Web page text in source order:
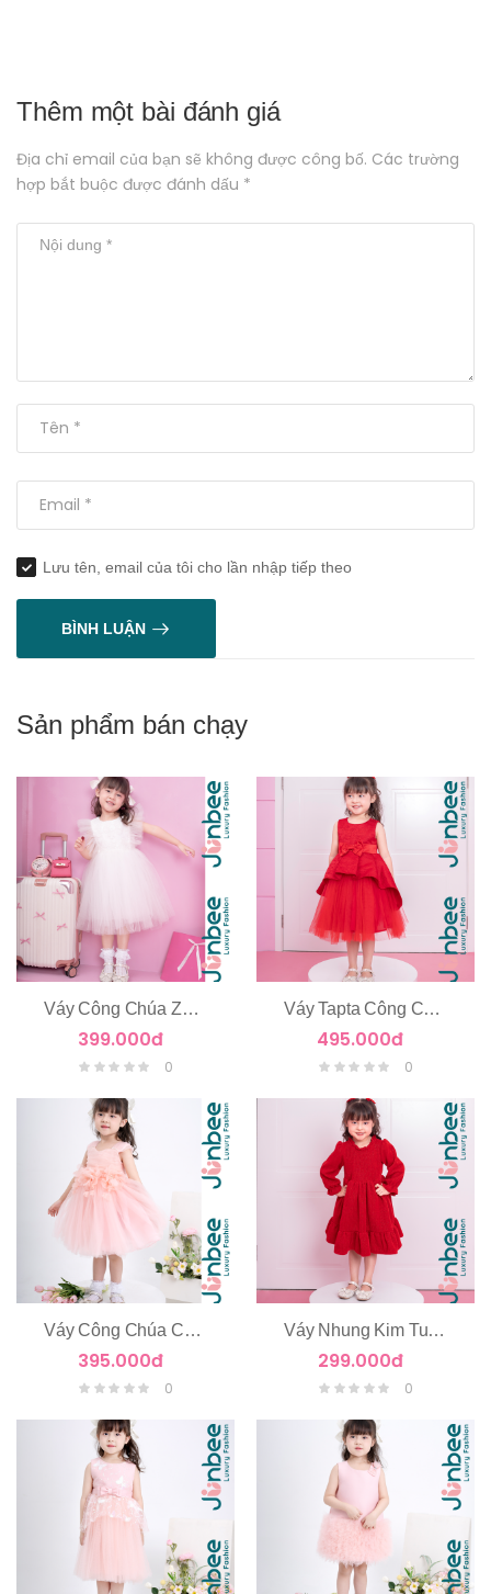
Thêm một bài đánh giá
Địa chỉ email của bạn sẽ không được công bố. Các trường
hợp bắt buộc được đánh dấu *
Lưu tên, email của tôi cho lần nhập tiếp theo
BÌNH LUẬN
Sản phẩm bán chạy
Váy Công Chúa Zen Hoa Nổi Tay Cánh Tiên
399.000đ
0
Váy Tapta Công Chúa 2 Tầng
495.000đ
0
Váy Công Chúa Chùm Hoa Eo
395.000đ
0
Váy Nhung Kim Tuyến Dài Tay
299.000đ
0